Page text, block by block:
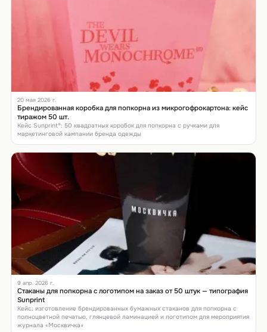
20 мая 2026 г.
Брендированная коробка для попкорна из микрогофрокартона: кейс
тиражом 50 шт.
Кейс Sunprint®: 50 квадратных коробок для попкорна с ручками для
маркетинговой кампании бренда одежды
9 апр. 2026 г.
Стаканы для попкорна с логотипом на заказ от 50 штук — типография
Sunprint
Кейс: изготовление брендированных бумажных стаканов для попкорна с
полноцветной печатью, глянцевой ламинацией и логотипом для мероприятия
журнала «Москвичка»